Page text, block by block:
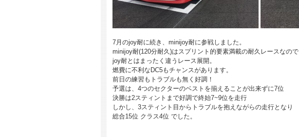
7月のjoy耐に続き、minijoy耐に参戦しました。
minijoy耐(120分耐久)はスプリント的要素満載の耐久レースなので
joy耐とはまったく違うレース展開。
燃費に不利なDC5もチャンスがあります。
前日の練習もトラブルも無く好調！
予選は、4つのセクターのベストを揃えることが出来ずに7位
決勝は2スティントまで好調で終始7~9位を走行
しかし、3スティント目からトラブルを抱えながらの走行となり
総合15位 クラス4位 でした。